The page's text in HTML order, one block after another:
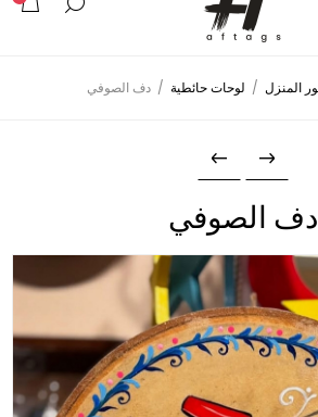
المنزل / لوحات حائطية / دف الصوفي
دف الصوفي